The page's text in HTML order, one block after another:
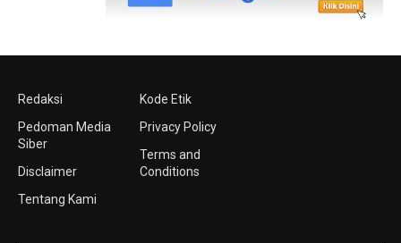
Redaksi
Pedoman Media
Siber
Disclaimer
Tentang Kami
Kode Etik
Privacy Policy
Terms and
Conditions